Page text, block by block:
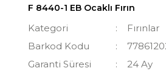
F 8440-1 EB Ocaklı Fırın
Kategori
Fırınlar
Barkod Kodu
Garanti Süresi
24 Ay